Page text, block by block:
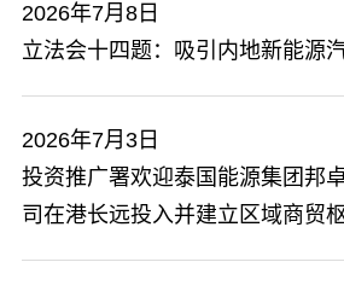
2026年7月8日
立法会十四题：吸引内地新能源
2026年7月3日
投资推广署欢迎泰国能源集团邦
司在港长远投入并建立区域商贸